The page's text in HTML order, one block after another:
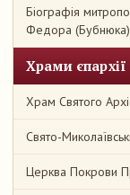
Біографія
Федора (Бубнюка)
Храми єпархії
Храм Святого
Свято-
Церква Покрови